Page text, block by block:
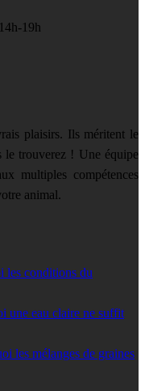
19h
plaisirs. Ils méritent le
le trouverez ! Une équipe
multiples compétences
animal.
les conditions du
une eau claire ne suffit
les mélanges de graines